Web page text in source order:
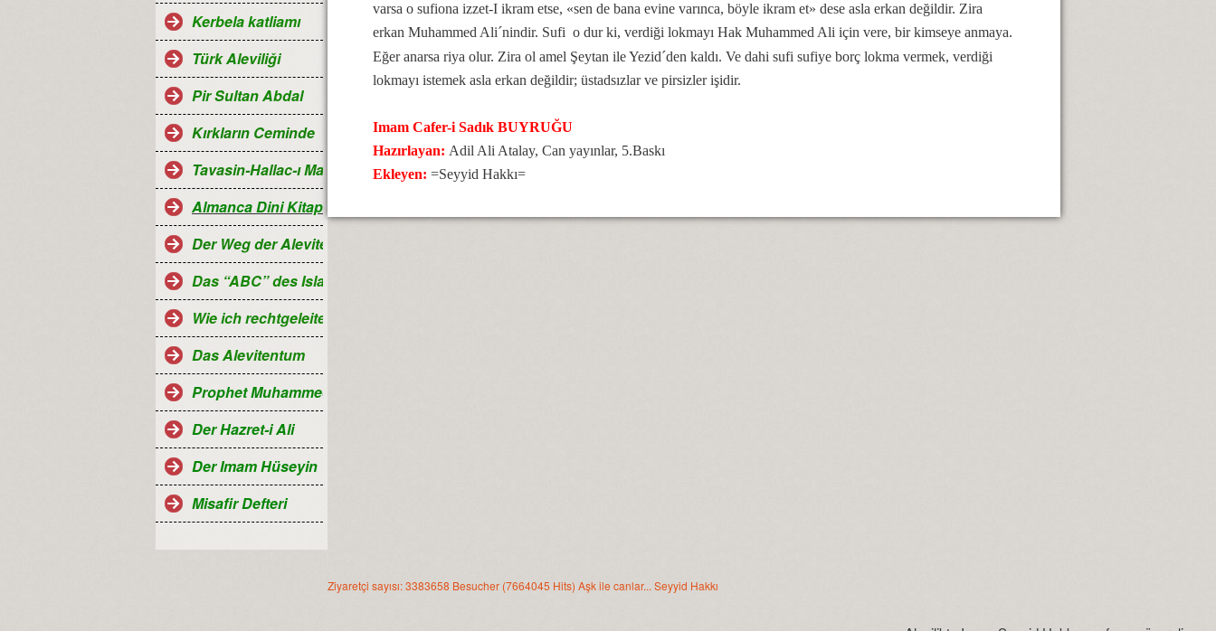
Kerbela katliamı
Türk Aleviliği
Pir Sultan Abdal
Kırkların Ceminde
Tavasin-Hallac-ı Mansur
Almanca Dini Kitaplar-Religiöse Bücher
Der Weg der Aleviten...
Das “ABC” des Islam
Wie ich rechtgeleitet wurde
Das Alevitentum
Prophet Muhammed
Der Hazret-i Ali
Der Imam Hüseyin
Misafir Defteri
varsa o sufiona izzet-I ikram etse, «sen de bana evine varınca, böyle ikram et» dese asla erkan değildir. Zira
erkan Muhammed Ali´nindir. Sufi o dur ki, verdiği lokmayı Hak Muhammed Ali için vere, bir kimseye anmaya.
Eğeranarsa riya olur. Zira ol amel Şeytan ile Yezid´den kaldı. Ve dahi sufi sufiye borç lokma vermek, verdiği
lokmayı istemek asla erkan değildir; üstadsızlar ve pirsizler işidir.
Imam Cafer-i Sadık BUYRUĞU
Hazırlayan: Adil Ali Atalay, Can yayınlar, 5.Baskı
Ekleyen: =Seyyid Hakkı=
Ziyaretçi sayısı: 3383658 Besucher (7664045 Hits) Aşk ile canlar... Seyyid Hakkı